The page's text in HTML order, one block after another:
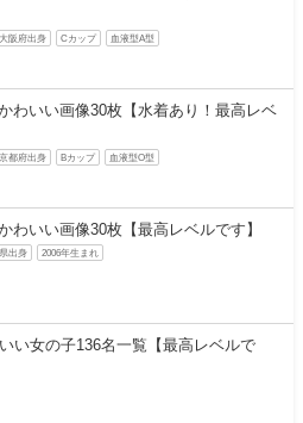
大阪府出身 Cカップ 血液型A型
わいい画像30枚【水着あり！最高レベ
京都府出身 Bカップ 血液型O型
わいい画像30枚【最高レベルです】
出身 2006年生まれ
い女の子136名一覧【最高レベルで